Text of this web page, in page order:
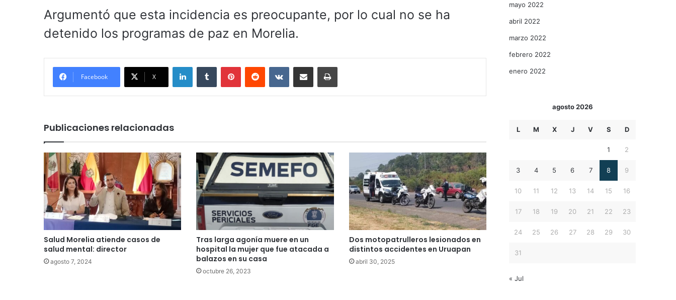
Argumentó que esta incidencia es preocupante, por lo cual no se ha
detenido los programas de paz en Morelia.
Facebook X
LinkedInTumblr PinterestReddit VKontakteCompartir por correo electrónicoImprimir
Publicaciones relacionadas
Salud Morelia atiende casos de
salud mental: director
agosto 7, 2024
Tras larga agonía muere en un
hospital la mujer que fue atacada a
balazos en su casa
octubre 26, 2023
Dos motopatrulleros lesionados en
distintos accidentes en Uruapan
abril 30, 2025
mayo 2022
abril 2022
marzo 2022
febrero 2022
enero 2022
agosto 2026
L M X J V S D
1 2
3 4 5 6 7 8 9
10 11 12 13 14 15 16
17 18 19 20 21 22 23
24 25 26 27 28 29 30
31
« Jul